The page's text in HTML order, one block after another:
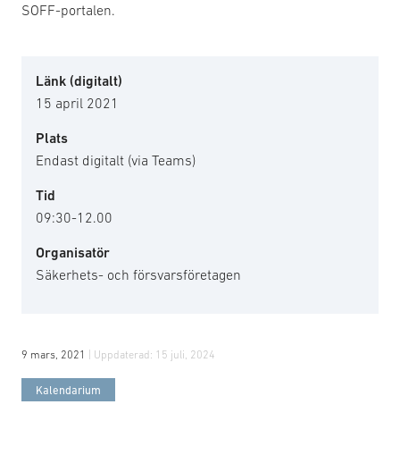
SOFF-portalen.
Länk (digitalt)
15 april 2021
Plats
Endast digitalt (via Teams)
Tid
09:30-12.00
Organisatör
Säkerhets- och försvarsföretagen
9 mars, 2021 | Uppdaterad: 15 juli, 2024
Kalendarium